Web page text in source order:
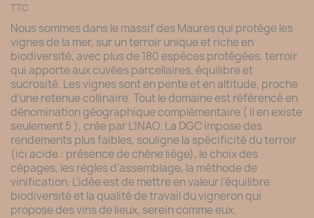
TTC
Nous sommes dans le massif des Maures qui protège les
vignes de la mer, sur un terroir unique et riche en
biodiversité, avec plus de 180 espèces protégées, terroir
qui apporte aux cuvées parcellaires, équilibre et
sucrosité. Les vignes sont en pente et en altitude, proche
d’une retenue collinaire. Tout le domaine est référencé en
dénomination géographique complémentaire ( il en existe
seulement 5 ), crée par L’INAO. La DGC impose des
rendements plus faibles, souligne la spécificité du terroir
(ici acide : présence de chêne liège), le choix des
cépages, les règles d’assemblage, la méthode de
vinification. L’idée est de mettre en valeur l’équilibre
biodiversité et la qualité de travail du vigneron qui
propose des vins de lieux, serein comme eux.